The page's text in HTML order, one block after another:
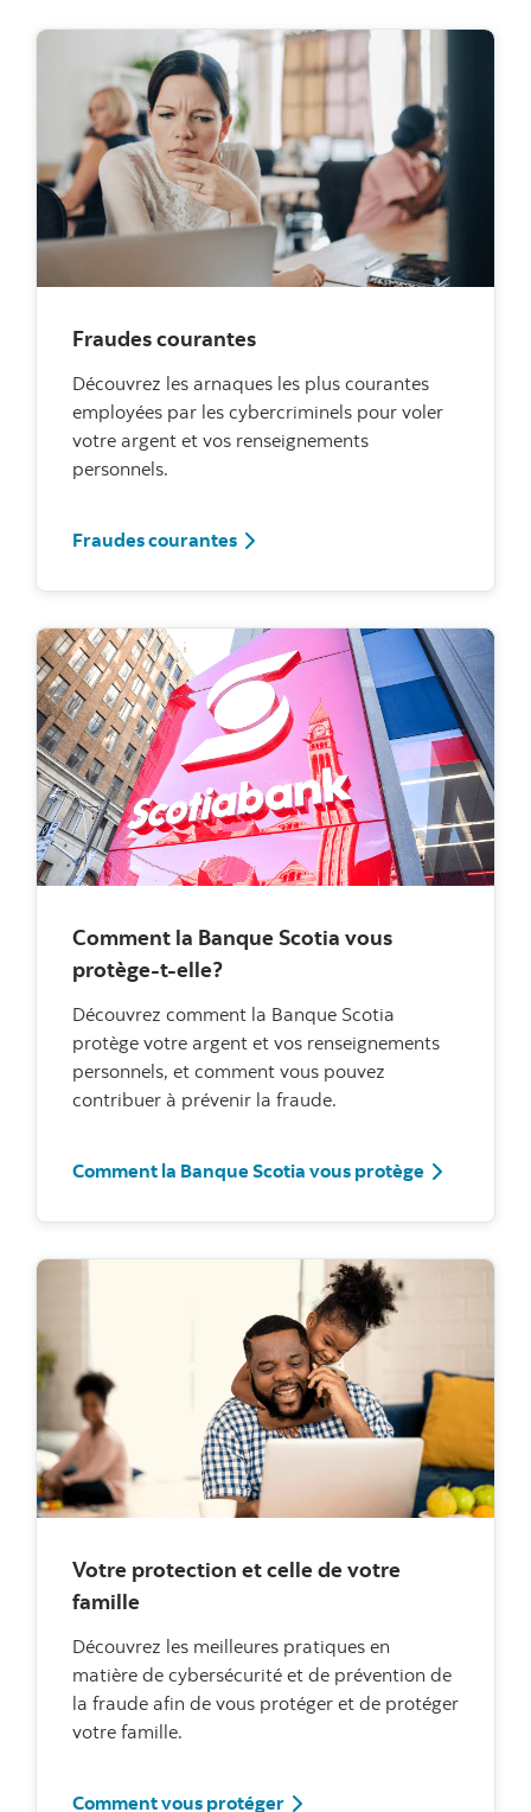
Fraudes courantes
Découvrez les arnaques les plus courantes
employées par les cybercriminels pour voler
votre argent et vos renseignements
personnels.
Fraudes courantes
Comment la Banque Scotia vous
protège-t-elle?
Découvrez comment la Banque Scotia
protège votre argent et vos renseignements
personnels, et comment vous pouvez
contribuer à prévenir la fraude.
Comment la Banque Scotia vous protège
Votre protection et celle de votre
famille
Découvrez les meilleures pratiques en
matière de cybersécurité et de prévention de
la fraude afin de vous protéger et de protéger
votre famille.
Comment vous protéger